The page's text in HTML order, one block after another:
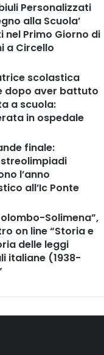
Personalizzati
alla Scuola’
nel Primo Giorno di
a Circello
scolastica
dopo aver battuto
a scuola:
in ospedale
finale:
l’anno
all’Ic Ponte
Solimena”,
on line “Storia e
delle leggi
italiane (1938-